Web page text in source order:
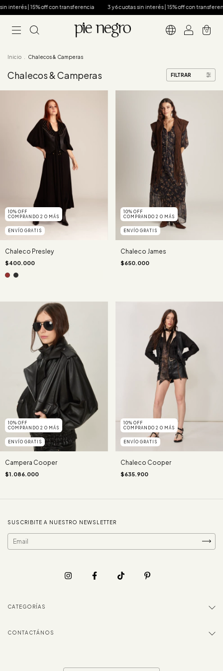
interés | 15% off con transferencia 3 y 6 cuotas sin interés | 15% off con
0
Inicio Chalecos & Camperas
Chalecos & Camperas FILTRAR
10% OFF
COMPRANDO 2 O MÁS
ENVÍO GRATIS
Chaleco Presley
$400.000
10% OFF
COMPRANDO 2 O MÁS
ENVÍO GRATIS
Chaleco James
$650.000
10% OFF
COMPRANDO 2 O MÁS
ENVÍO GRATIS
Campera Cooper
$1.086.000
10% OFF
COMPRANDO 2 O MÁS
ENVÍO GRATIS
Chaleco Cooper
$635.900
SUSCRIBITE A NUESTRO NEWSLETTER
CATEGORÍAS
CONTACTÁNOS